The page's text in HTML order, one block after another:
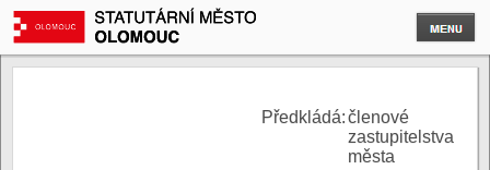
Předkládá:členové
zastupitelstva
města